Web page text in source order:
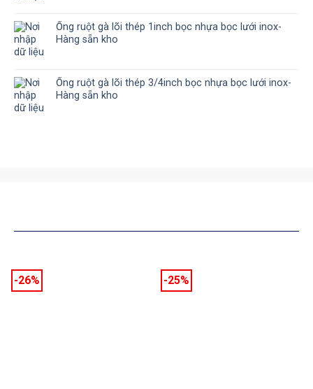
Ống ruột gà lõi thép 1inch bọc nhựa bọc lưới inox-
Hàng sẵn kho
Ống ruột gà lõi thép 3/4inch bọc nhựa bọc lưới inox-
Hàng sẵn kho
-26% -25%